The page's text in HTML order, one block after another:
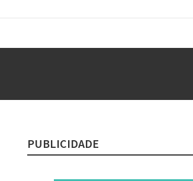
PUBLICIDADE